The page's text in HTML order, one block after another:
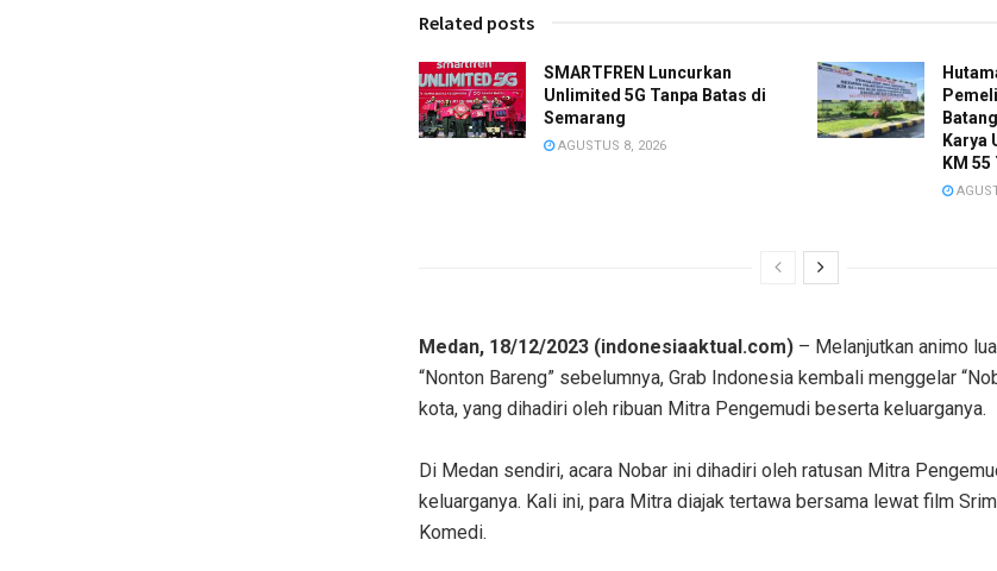
Related posts
SMARTFREN Luncurkan
Unlimited 5G Tanpa Batas di
Semarang
AGUSTUS 8, 2026
Karya
KM
Medan, 18/12/2023 (indonesiaaktual.com) – Melanjutkan animo
“Nonton Bareng” sebelumnya, Grab Indonesia kembali menggelar
kota, yang dihadiri oleh ribuan Mitra Pengemudi beserta keluarganya.
Di Medan sendiri, acara Nobar ini dihadiri oleh ratusan Mitra
keluarganya. Kali ini, para Mitra diajak tertawa bersama lewat film
Komedi.